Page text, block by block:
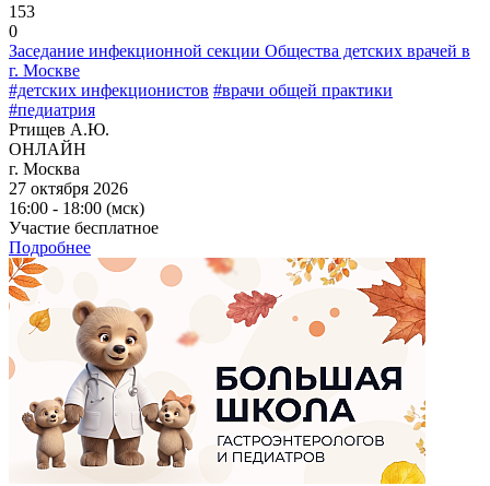
153
0
Заседание инфекционной секции Общества детских врачей в
г. Москве
#детских инфекционистов #врачи общей практики
#педиатрия
Ртищев А.Ю.
ОНЛАЙН
г. Москва
27 октября 2026
16:00 - 18:00 (мск)
Участие бесплатное
Подробнее